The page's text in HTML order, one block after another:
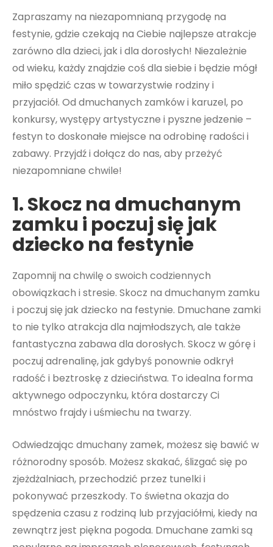
Zapraszamy na niezapomnianą przygodę na
festynie, gdzie czekają na Ciebie najlepsze atrakcje
zarówno dla dzieci, jak i dla dorosłych! Niezależnie
od wieku, każdy znajdzie coś dla siebie i będzie mógł
miło spędzić czas w towarzystwie rodziny i
przyjaciół. Od dmuchanych zamków i karuzel, po
konkursy, występy artystyczne i pyszne jedzenie –
festyn to doskonałe miejsce na odrobinę radości i
zabawy. Przyjdź i dołącz do nas, aby przeżyć
niezapomniane chwile!
1. Skocz na dmuchanym
zamku i poczuj się jak
dziecko na festynie
Zapomnij na chwilę o swoich codziennych
obowiązkach i stresie. Skocz na dmuchanym zamku
i poczuj się jak dziecko na festynie. Dmuchane zamki
to nie tylko atrakcja dla najmłodszych, ale także
fantastyczna zabawa dla dorosłych. Skocz w górę i
poczuj adrenalinę, jak gdybyś ponownie odkrył
radość i beztroskę z dzieciństwa. To idealna forma
aktywnego odpoczynku, która dostarczy Ci
mnóstwo frajdy i uśmiechu na twarzy.
Odwiedzając dmuchany zamek, możesz się bawić w
różnorodny sposób. Możesz skakać, ślizgać się po
zjeżdżalniach, przechodzić przez tunelki i
pokonywać przeszkody. To świetna okazja do
spędzenia czasu z rodziną lub przyjaciółmi, kiedy na
zewnątrz jest piękna pogoda. Dmuchane zamki są